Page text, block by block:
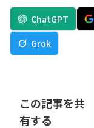
ChatGPT
Grok
この記事を共
有する